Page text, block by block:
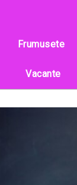
Frumusete
Vacante